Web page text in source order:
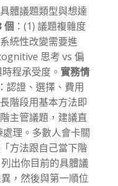
體議題類型與想達
個：(1) 議題複雜度
統性改變需要進
思考 vs 偏
程承受度。 實務情
認證、選擇、費用
階段用基本方法即
主管議題，建議直
處理。多數人會卡關
方法跟自己當下階
出你目前的具體議
，然後與第一順位